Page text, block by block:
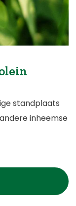
standplaats
inheemse